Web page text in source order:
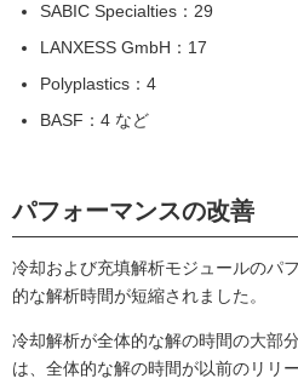
SABIC Specialties：29
LANXESS GmbH：17
Polyplastics：4
BASF：4 など
パフォーマンスの改善
冷却および充填解析モジュールのパ
的な解析時間が短縮されました。
冷却解析が全体的な解の時間の大部
は、全体的な解の時間が以前のリリ